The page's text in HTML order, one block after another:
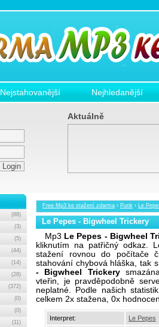
Nejstahovanější Nejhledanější
Aktuálně
Free Mp3 ke stažení zdarma › Punk › Le
Le Pepes - Bigwheel Trickery
Mp3 Le Pepes - Bigwheel
kliknutím na patřičný odkaz.
stažení rovnou do počítače
stahování chybová hláška, tak
- Bigwheel Trickery
vteřin, je pravděpodobně
neplatné. Podle našich
celkem 2x stažena, 0x
Interpret:
Le Pepes
(88)
(3)
(5)
(44)
(14)
(28)
(372)
(0)
(0)
(11)